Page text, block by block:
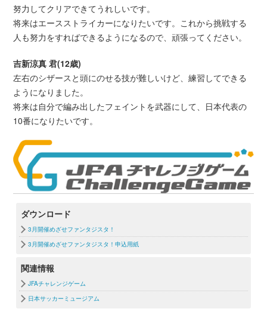
努力してクリアできてうれしいです。
将来はエースストライカーになりたいです。これから挑戦する
人も努力をすればできるようになるので、頑張ってください。
吉新涼真 君(12歳)
左右のシザースと頭にのせる技が難しいけど、練習してできる
ようになりました。
将来は自分で編み出したフェイントを武器にして、日本代表の
10番になりたいです。
ダウンロード
3月開催めざせファンタジスタ！
3月開催めざせファンタジスタ！申込用紙
関連情報
JFAチャレンジゲーム
日本サッカーミュージアム